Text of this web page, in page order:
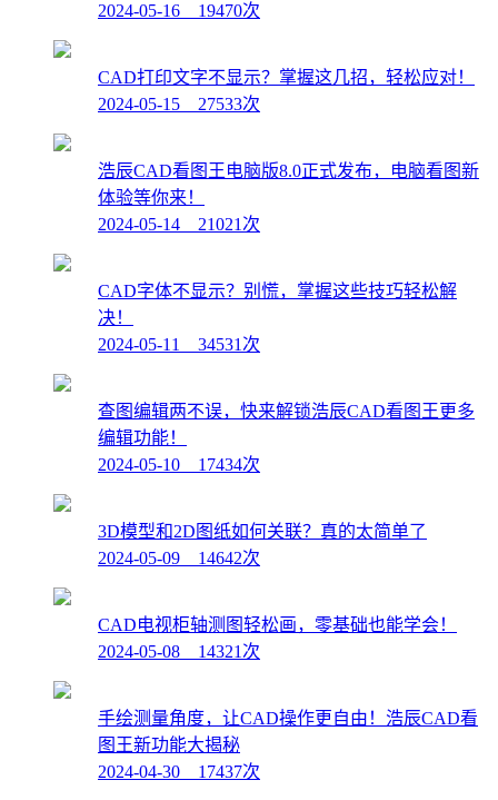
2024-05-16 19470次
CAD打印文字不显示？掌握这几招，轻松应对！
2024-05-15 27533次
浩辰CAD看图王电脑版8.0正式发布，电脑看图新
体验等你来！
2024-05-14 21021次
CAD字体不显示？别慌，掌握这些技巧轻松解
决！
2024-05-11 34531次
查图编辑两不误，快来解锁浩辰CAD看图王更多
编辑功能！
2024-05-10 17434次
3D模型和2D图纸如何关联？真的太简单了
2024-05-09 14642次
CAD电视柜轴测图轻松画，零基础也能学会！
2024-05-08 14321次
手绘测量角度，让CAD操作更自由！浩辰CAD看
图王新功能大揭秘
2024-04-30 17437次